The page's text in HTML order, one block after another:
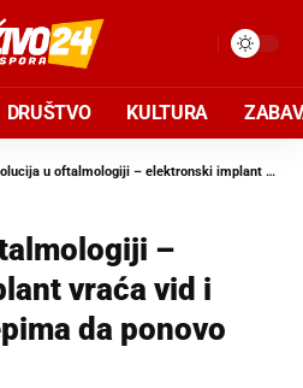
DRUŠTVO KULTURA
u oftalmologiji – elektronski implant vraća vid i omogućava slepima da ponovo čitaju
–
vraća vid i
da ponovo